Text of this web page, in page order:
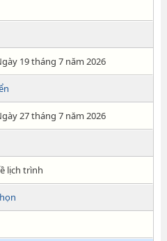
19 tháng 7 năm 2026
27 tháng 7 năm 2026
lịch trình